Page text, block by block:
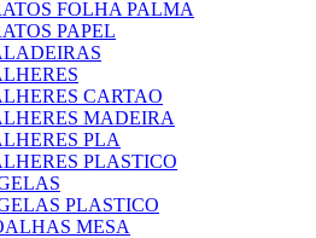
FOLHA PALMA
PAPEL
CARTAO
MADEIRA
PLA
PLASTICO
PLASTICO
MESA